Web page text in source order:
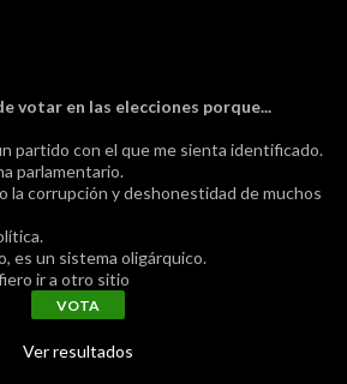
votar en las elecciones porque...
partido con el que me sienta identificado.
parlamentario.
la corrupción y deshonestidad de muchos
es un sistema oligárquico.
ir a otro sitio
Ver resultados